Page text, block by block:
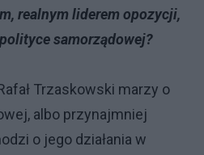
realnym liderem opozycji,
samorządowej?
Trzaskowski marzy o
albo przynajmniej
o jego działania w